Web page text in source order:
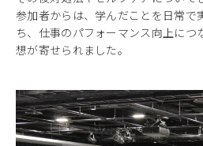
参加者からは、学んだことを日常で
ち、仕事のパフォーマンス向上につ
想が寄せられました。